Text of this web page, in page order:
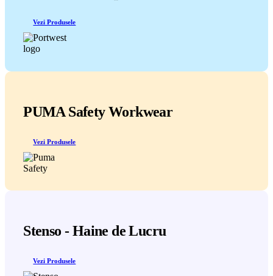
Vezi Produsele
PUMA Safety Workwear
Vezi Produsele
Stenso - Haine de Lucru
Vezi Produsele